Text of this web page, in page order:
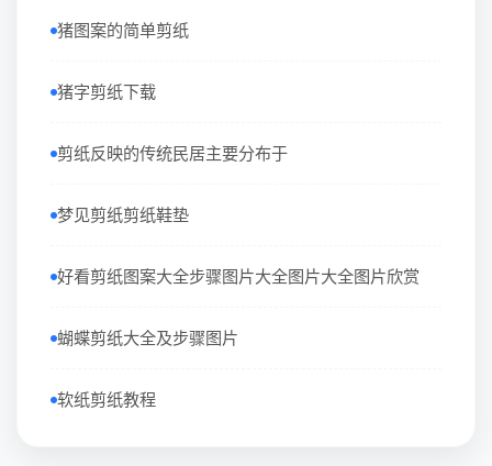
猪图案的简单剪纸
猪字剪纸下载
剪纸反映的传统民居主要分布于
梦见剪纸剪纸鞋垫
好看剪纸图案大全步骤图片大全图片大全图片欣赏
蝴蝶剪纸大全及步骤图片
软纸剪纸教程